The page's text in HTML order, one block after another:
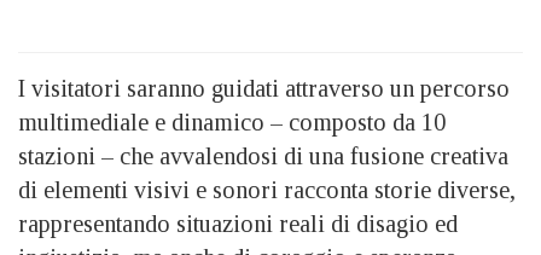
I visitatori saranno guidati attraverso un percorso
multimediale e dinamico – composto da 10
stazioni – che avvalendosi di una fusione creativa
di elementi visivi e sonori racconta storie diverse,
rappresentando situazioni reali di disagio ed